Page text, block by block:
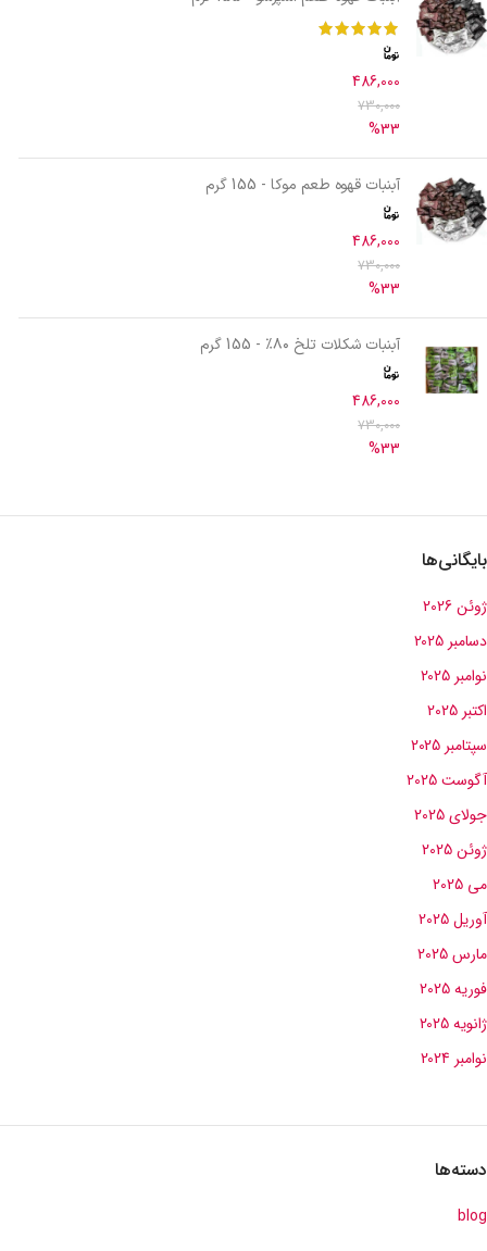
486,000
730,000
%33
آبنبات قهوه طعم موکا - 155 گرم
486,000
730,000
%33
آبنبات شکلات تلخ ۸۰٪ - 155 گرم
486,000
730,000
%33
بایگانی‌ها
ژوئن 2026
دسامبر 2025
نوامبر 2025
اکتبر 2025
سپتامبر 2025
آگوست 2025
جولای 2025
ژوئن 2025
می 2025
آوریل 2025
مارس 2025
فوریه 2025
ژانویه 2025
نوامبر 2024
دسته‌ها
blog